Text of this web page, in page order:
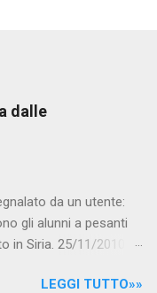
dalle
da un utente:
gli alunni a pesanti
in Siria. 25/11/2010
al caso,
LEGGI TUTTO»»